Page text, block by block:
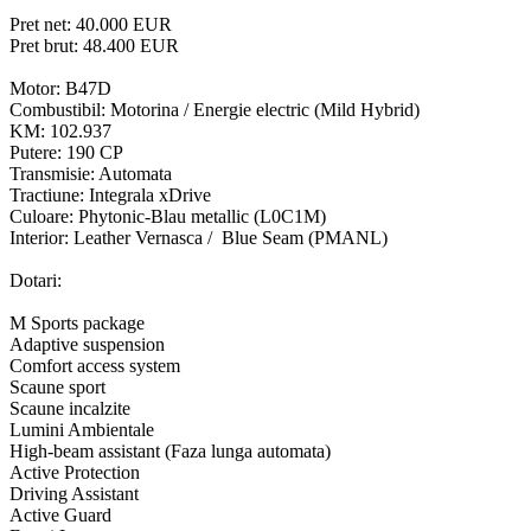
Pret net: 40.000 EUR
Pret brut: 48.400 EUR
Motor: B47D
Combustibil: Motorina / Energie electric (Mild Hybrid)
KM: 102.937
Putere: 190 CP
Transmisie: Automata
Tractiune: Integrala xDrive
Culoare: Phytonic-Blau metallic (L0C1M)
Interior: Leather Vernasca / Blue Seam (PMANL)
Dotari:
M Sports package
Adaptive suspension
Comfort access system
Scaune sport
Scaune incalzite
Lumini Ambientale
High-beam assistant (Faza lunga automata)
Active Protection
Driving Assistant
Active Guard